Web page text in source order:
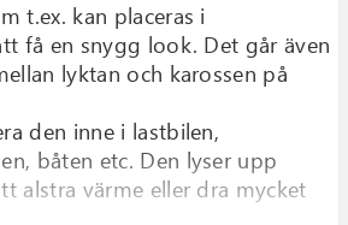
t.ex. kan placeras i
få en snygg look. Det går även
lyktan och karossen på
den inne i lastbilen,
båten etc. Den lyser upp
alstra värme eller dra mycket